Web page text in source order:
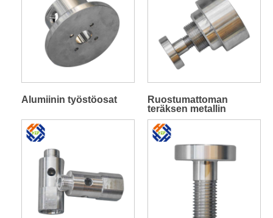
Alumiinin työstöosat
Ruostumattoman
teräksen metallin
alumiinin
sorvausjyrsintätyöstöosat